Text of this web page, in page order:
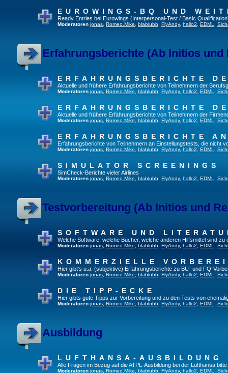
EUROWINGS-BQ UND
Ready Entries bei Eurowings (Interpersonal-Test / Basic
Moderatoren jonas Romeo.Mike blablubb FlyAndy, hallo2 EDML
Erfahrungsberichte (Ab Initios und
ERFAHRUNGSBERICHTE
Aktuelle und frühere Erfahrungsberichte von Teilnehmern der
Moderatoren jonas Romeo.Mike blablubb FlyAndy, hallo2 EDML
ERFAHRUNGSBERICHTE
Aktuelle und frühere Erfahrungsberichte von Teilnehmern der
Moderatoren jonas Romeo.Mike blablubb FlyAndy, hallo2 EDML
ERFAHRUNGSBERICHTE
Erfahrungsberichte von Teilnehmern an Einstellungstests, die nicht
Moderatoren jonas Romeo.Mike blablubb FlyAndy, hallo2 EDML
SIMULATOR SCREENINGS
SimCheck-Berichte vieler Airlines
Moderatoren jonas Romeo.Mike blablubb FlyAndy, hallo2 EDML
Testvorbereitung (Ab Initios und
SOFTWARE UND
Welche Software, welche Bücher, welche anderen Hilfsmittel sind zu
Moderatoren jonas Romeo.Mike blablubb FlyAndy, hallo2 EDML
KOMMERZIELLE
Hier gibt's u.a. (subjektive) Erfahrungsberichte zu BU- und FQ-
Moderatoren jonas Romeo.Mike blablubb FlyAndy, hallo2 EDML
DIE TIPP-ECKE
Hier gibts gute Tipps zur Vorbereitung und zu den Tests von
Moderatoren jonas Romeo.Mike blablubb FlyAndy, hallo2 EDML
Ausbildung
LUFTHANSA-AUSBILDUNG
Alle Fragen im Bezug auf die ATPL-Ausbildung bei der Lufthansa
Moderatoren jonas Romeo.Mike blablubb FlyAndy, hallo2 EDML